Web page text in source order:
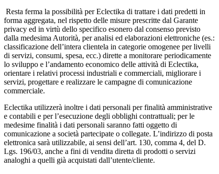
Resta ferma la possibilità per Eclectika di trattare i dati predetti in
forma aggregata, nel rispetto delle misure prescritte dal Garante
privacy ed in virtù dello specifico esonero dal consenso previsto
dalla medesima Autorità, per analisi ed elaborazioni elettroniche (es.:
classificazione dell’intera clientela in categorie omogenee per livelli
di servizi, consumi, spesa, ecc.) dirette a monitorare periodicamente
lo sviluppo e l’andamento economico delle attività di Eclectika,
orientare i relativi processi industriali e commerciali, migliorare i
servizi, progettare e realizzare le campagne di comunicazione
commerciale.
Eclectika utilizzerà inoltre i dati personali per finalità amministrative
e contabili e per l’esecuzione degli obblighi contrattuali; per le
medesime finalità i dati personali saranno fatti oggetto di
comunicazione a società partecipate o collegate. L’indirizzo di posta
elettronica sarà utilizzabile, ai sensi dell’art. 130, comma 4, del D.
Lgs. 196/03, anche a fini di vendita diretta di prodotti o servizi
analoghi a quelli già acquistati dall’utente/cliente.